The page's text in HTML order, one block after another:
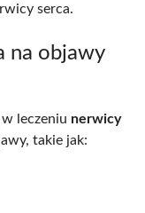
serca.
na objawy
leczeniu nerwicy
takie jak: